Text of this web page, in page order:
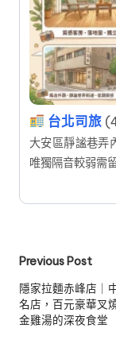
台北司旅
大安區靜謐巷弄
唯獨隔音較弱需
Post
Previous Post
隱家拉麵赤峰店｜
名店，百元豪華叉
金雞湯的深夜食堂